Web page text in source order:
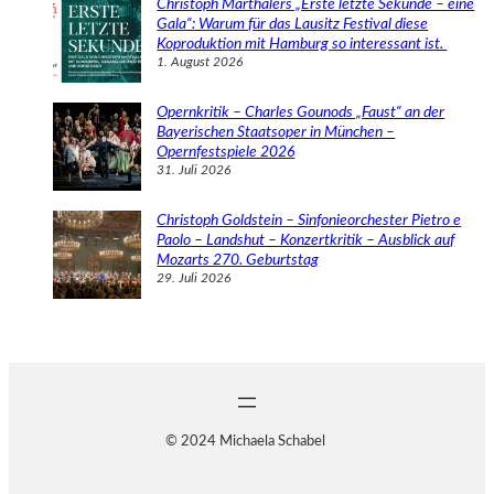
Christoph Marthalers „Erste letzte Sekunde – eine
Gala“: Warum für das Lausitz Festival diese
Koproduktion mit Hamburg so interessant ist.
1. August 2026
Opernkritik – Charles Gounods „Faust“ an der
Bayerischen Staatsoper in München –
Opernfestspiele 2026
31. Juli 2026
Christoph Goldstein – Sinfonieorchester Pietro e
Paolo – Landshut – Konzertkritik – Ausblick auf
Mozarts 270. Geburtstag
29. Juli 2026
© 2024 Michaela Schabel